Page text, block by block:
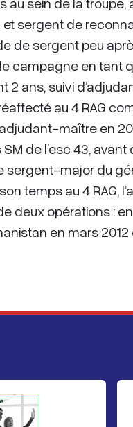
sergent de
de sergent peu
campagne en tant
2 ans, suivi
au 4 RAG
maître en
SM de l’esc 43,
sergent-major du
temps au 4 RAG,
deux opérations : en
en mars 2012